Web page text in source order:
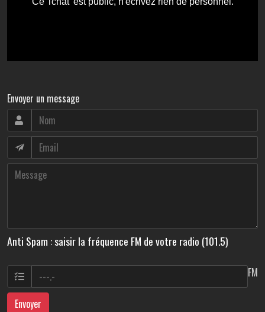
Envoyer un message
Anti Spam : saisir la fréquence FM de votre radio (101.5)
FM
Envoyer